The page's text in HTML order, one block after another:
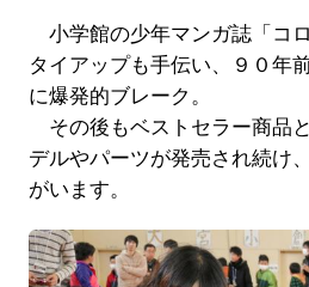
小学館の少年マンガ誌「コ
タイアップも手伝い、９０年
に爆発的ブレーク。
その後もベストセラー商品
デルやパーツが発売され続け
がいます。